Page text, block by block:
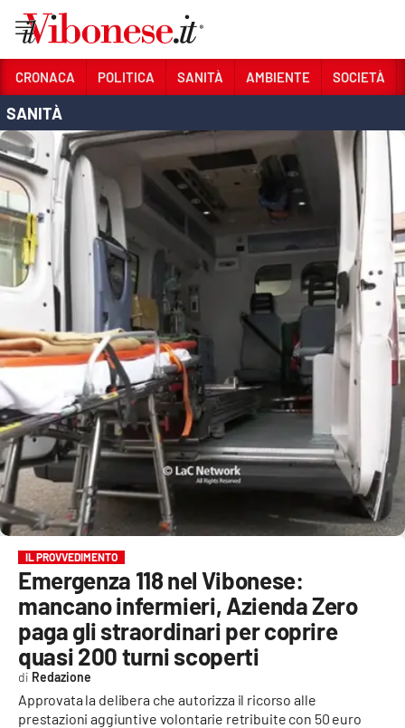
Sezioni
CRONACA
POLITICA
SANITÀ
AMBIENTE
SOCIETÀ
CULTURA
ECONOMIA E LAVORO
EVENTI
SPORT
Streaming
LAC TV
LAC NETWORK
LAC ONAIR
LaC
Network
LACPLAY.IT
CRONACA POLITICA SANITÀ AMBIENTE SOCIETÀ
SANITÀ
IL PROVVEDIMENTO
Emergenza 118 nel Vibonese:
mancano infermieri, Azienda Zero
paga gli straordinari per coprire
quasi 200 turni scoperti
Approvata la delibera che autorizza il ricorso alle
prestazioni aggiuntive volontarie retribuite con 50 euro
Redazione